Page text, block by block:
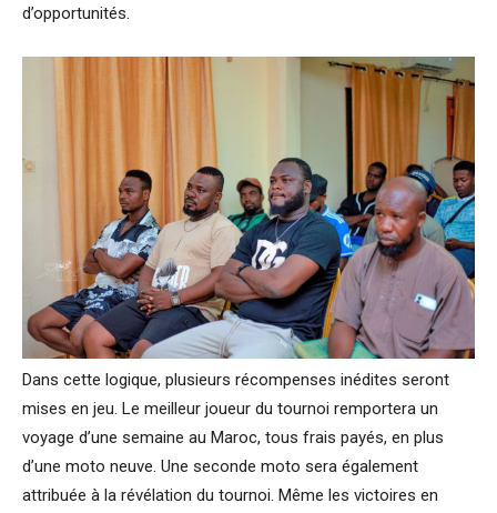
d’opportunités.
Dans cette logique, plusieurs récompenses inédites seront
mises en jeu. Le meilleur joueur du tournoi remportera un
voyage d’une semaine au Maroc, tous frais payés, en plus
d’une moto neuve. Une seconde moto sera également
attribuée à la révélation du tournoi. Même les victoires en